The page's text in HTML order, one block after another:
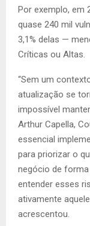
Por exemplo, em
quase 240 mil
3,1% delas —
Críticas ou Altas.
“Sem um
atualização se
impossível
Arthur Capella,
essencial
para priorizar o
negócio de
entender esses
ativamente
acrescentou.